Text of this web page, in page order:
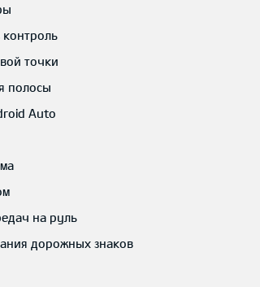
точки
полосы
Auto
на руль
дорожных знаков